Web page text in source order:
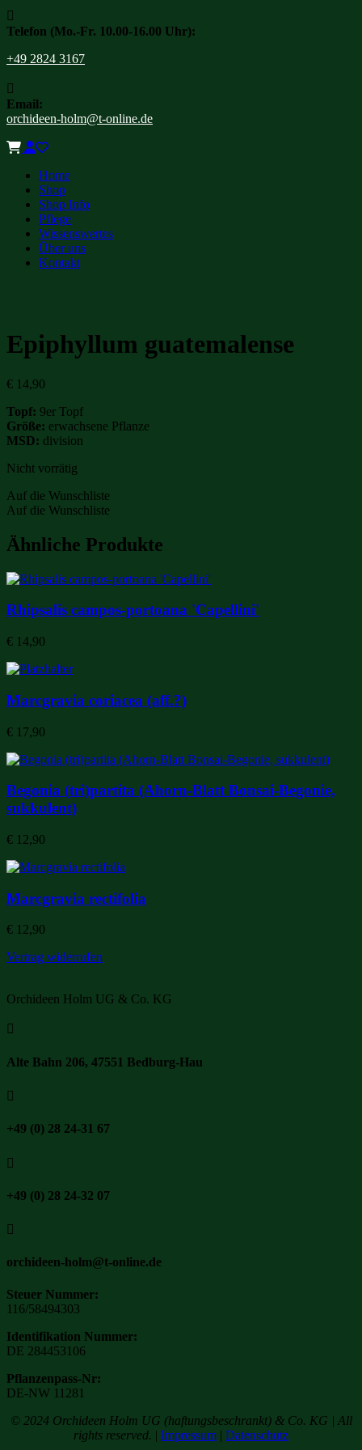

Telefon (Mo.-Fr. 10.00-16.00 Uhr):
+49 2824 3167

Email:
orchideen-holm@t-online.de
Home
Shop
Shop Info
Pflege
Wissenswertes
Über uns
Kontakt
Epiphyllum guatemalense
€ 14,90
Topf: 9er Topf
Größe: erwachsene Pflanze
MSD: division
Nicht vorrätig
Auf die Wunschliste
Auf die Wunschliste
Ähnliche Produkte
Rhipsalis campos-portoana 'Capellini'
€ 14,90
Marcgravia coriacea (aff.?)
€ 17,90
Begonia (tri)partita (Ahorn-Blatt Bonsai-Begonie,
sukkulent)
€ 12,90
Marcgravia rectifolia
€ 12,90
Vertrag widerrufen
Orchideen Holm UG & Co. KG

Alte Bahn 206, 47551 Bedburg-Hau

+49 (0) 28 24-31 67

+49 (0) 28 24-32 07

orchideen-holm@t-online.de
Steuer Nummer:
116/58494303
Identifikation Nummer:
DE 284453106
Pflanzenpass-Nr:
DE-NW 11281
© 2024 Orchideen Holm UG (haftungsbeschrankt) & Co. KG | All
rights reserved. | Impressum | Datenschutz